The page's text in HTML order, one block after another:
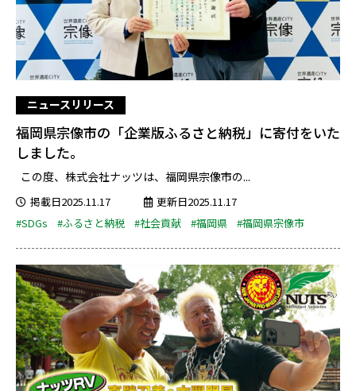
ニュースリリース
福岡県宗像市の「企業版ふるさと納税」に寄付をいた
しました。
この度、株式会社ナッツは、福岡県宗像市の...
掲載日2025.11.17
更新日2025.11.17
#SDGs
#ふるさと納税 #社会貢献 #福岡県 #福岡県宗像市